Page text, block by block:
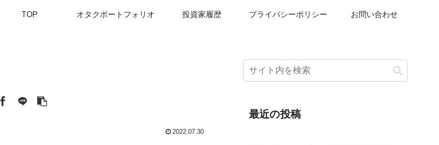
TOP オタクポートフォリオ 投資家履歴 プライバシーポリシー お問い合わせ
2022.07.30
最近の投稿